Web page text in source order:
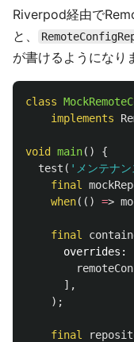
Riverpod経由で
と、
が書けるようになり
class
implements
void main()
{
test ( 'メンテナ
final
when(() =>
final
overrides:
],
);
final